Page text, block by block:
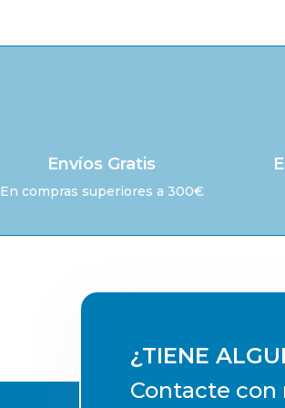
31,00 €.25,00 €.
Envíos Gratis
En compras superiores a 300€
¿TIENE
Contacte con